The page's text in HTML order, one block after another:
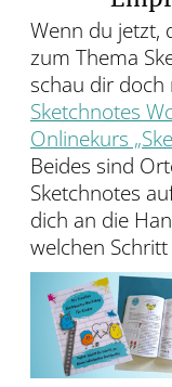
Wenn du jetzt,
zum Thema
schau dir doch
Sketchnotes
Onlinekurs
Beides sind
Sketchnotes
dich an die
welchen